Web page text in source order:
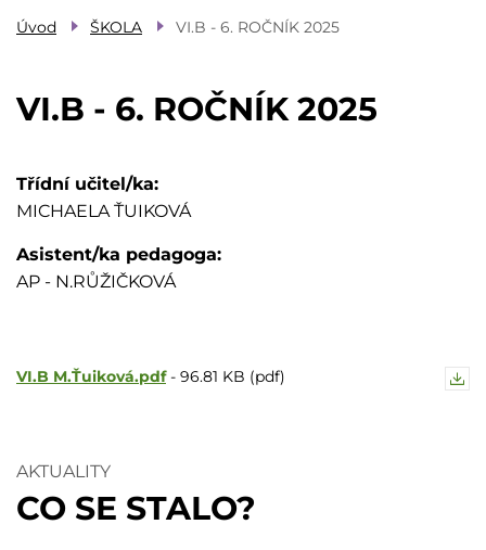
Úvod ŠKOLA VI.B - 6. ROČNÍK 2025
VI.B - 6. ROČNÍK 2025
Třídní učitel/ka
MICHAELA ŤUIKOVÁ
Asistent/ka pedagoga
AP - N.RŮŽIČKOVÁ
VI.B M.Ťuiková.pdf - 96.81 KB (pdf)
AKTUALITY
CO SE STALO?